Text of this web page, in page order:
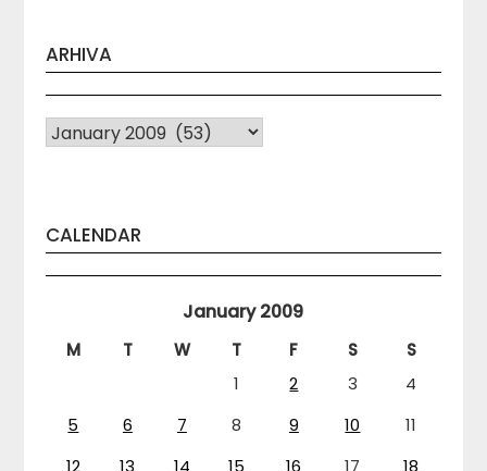
ARHIVA
Arhiva
CALENDAR
January 2009
M T W T F S
S
1
2 3
4
5
6 7 8 9 10
11
12
13 14 15 16 17
18